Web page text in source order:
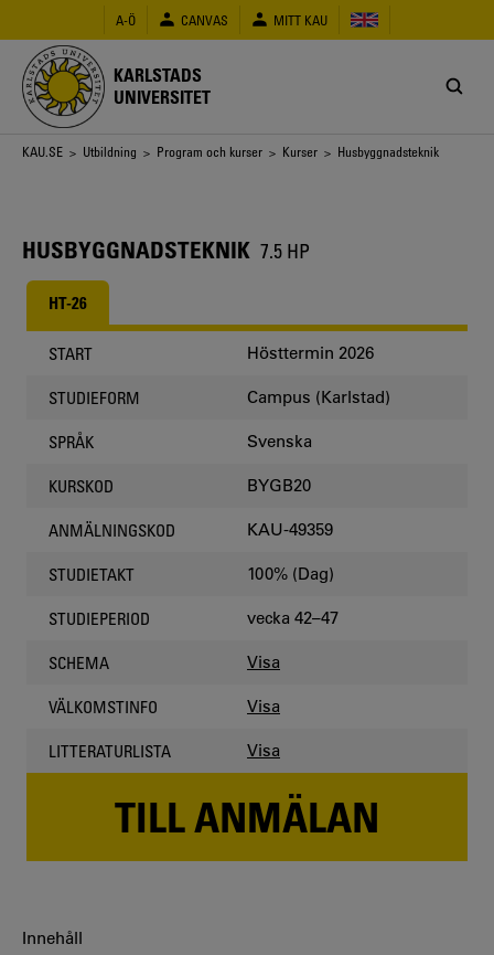
huvudinnehåll
A-Ö CANVAS MITT KAU
KARLSTADS
UNIVERSITET
Länkstig
KAU.SE > Utbildning > Program och kurser > Kurser > Husbyggnadsteknik
HUSBYGGNADSTEKNIK 7.5 HP
HT-26
START Hösttermin 2026
STUDIEFORM Campus (Karlstad)
SPRÅK Svenska
KURSKOD BYGB20
ANMÄLNINGSKOD KAU-49359
STUDIETAKT 100% (Dag)
STUDIEPERIOD vecka 42–47
SCHEMA Visa
VÄLKOMSTINFO Visa
LITTERATURLISTA Visa
TILL ANMÄLAN
Innehåll